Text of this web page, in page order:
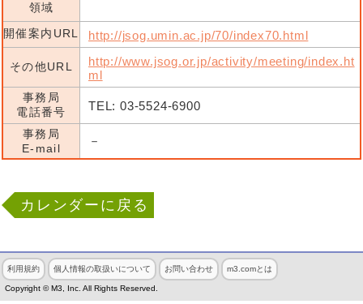
領域
開催案内URL
http://jsog.umin.ac.jp/70/index70.html
その他URL
http://www.jsog.or.jp/activity/meeting/index.ht
ml
事務局
電話番号
TEL: 03-5524-6900
事務局
E-mail
－
カレンダーに戻る
利用規約 個人情報の取扱いについて お問い合わせ m3.comとは
Copyright © M3, Inc. All Rights Reserved.